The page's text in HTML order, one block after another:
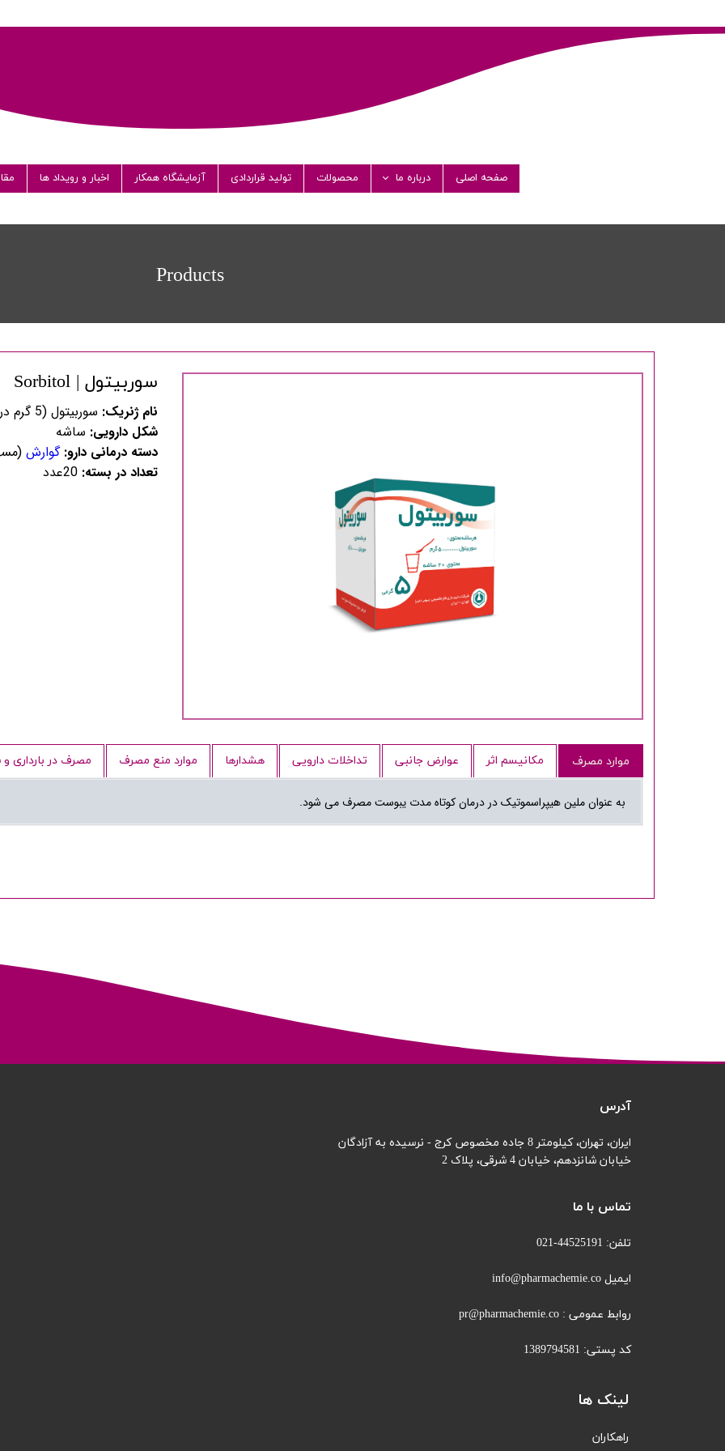
صفحه اصلی درباره ما محصولات تولید قراردادی آزمایشگاه همکار اخبار و رویداد ها
Products
سوربیتول | Sorbitol
نام ژنریک: سوربیتول (5 گرم در هر ساشه)
شکل دارویی: ساشه
دسته درمانی دارو:گوارش
تعداد در بسته: 20عدد
موارد مصرف مکانیسم اثر عوارض جانبی تداخلات دارویی هشدارها موارد منع مصرف مصرف در بارداری
به عنوان ملین هیپراسموتیک در درمان کوتاه مدت یبوست مصرف می شود.
تماس با ما
تلفن: 44525191-021
ایمیل info@pharmachemie.co
روابط عمومی : pr@pharmachemie.co
کد پستی: 1389794581
آدرس
ایران، تهران، کیلومتر 8 جاده مخصوص کرج - نرسیده به آزادگان
خیابان شانزدهم، خیابان 4 شرقی، پلاک 2
لینک ها
راهکاران